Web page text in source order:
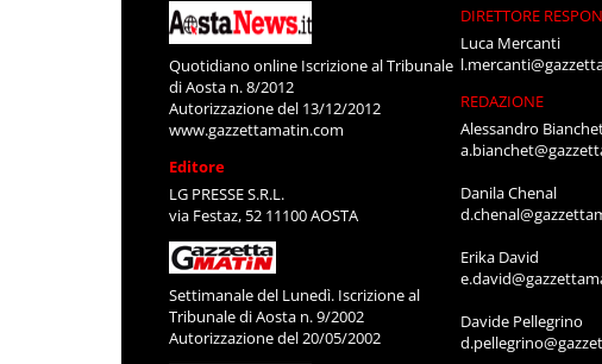
Quotidiano online Iscrizione al Tribunale
di Aosta n. 8/2012
Autorizzazione del 13/12/2012
www.gazzettamatin.com
Editore
LG PRESSE S.R.L.
via Festaz, 52 11100 AOSTA
Settimanale del Lunedì. Iscrizione al
Tribunale di Aosta n. 9/2002
Autorizzazione del 20/05/2002
DIRETTORE
Luca Mercanti
REDAZIONE
Alessandro
Danila Chenal
Erika David
Davide Pellegrino